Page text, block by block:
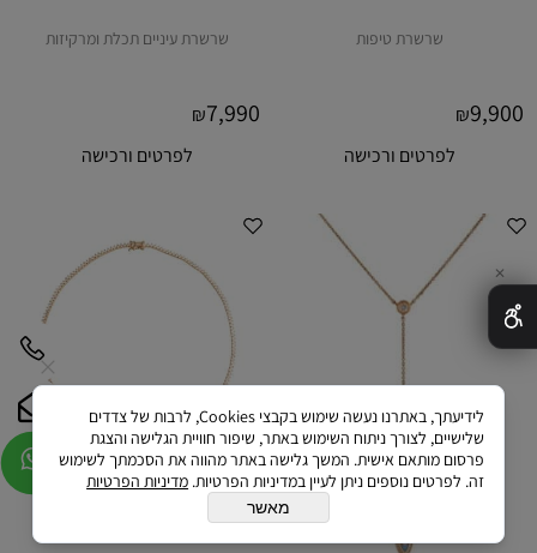
שרשרת טיפות
₪9,900
לפרטים ורכישה
שרשרת עיניים תכלת ומרקיזות
₪7,990
לפרטים ורכישה
✕
לידיעתך, באתרנו נעשה שימוש בקבצי Cookies, לרבות של צדדים
שלישיים, לצורך ניתוח השימוש באתר, שיפור חוויית הגלישה והצגת
פרסום מותאם אישית. המשך גלישה באתר מהווה את הסכמתך לשימוש
זה. לפרטים נוספים ניתן לעיין במדיניות הפרטיות. מדיניות הפרטיות
מאשר